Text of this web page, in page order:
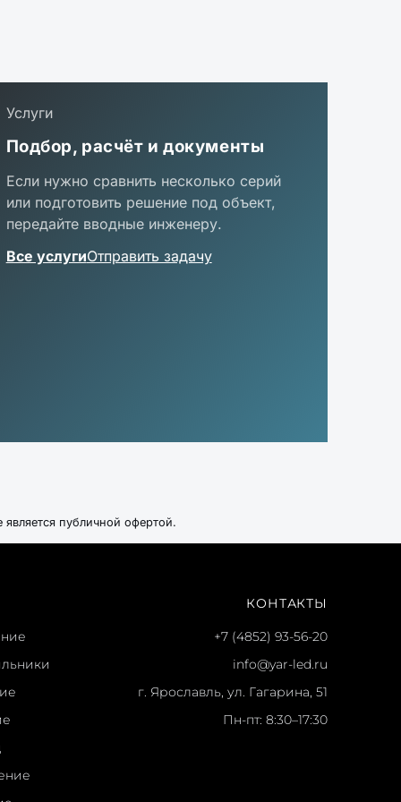
Услуги
Подбор, расчёт и документы
Если нужно сравнить несколько серий
или подготовить решение под объект,
передайте вводные инженеру.
Все услугиОтправить задачу
публичной офертой.
КОНТАКТЫ
+7 (4852) 93-56-20
info@yar-led.ru
г. Ярославль, ул. Гагарина, 51
Пн-пт: 8:30–17:30